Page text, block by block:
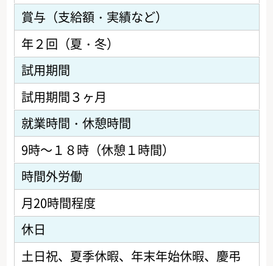
賞与（支給額・実績など）
年２回（夏・冬）
試用期間
試用期間３ヶ月
就業時間・休憩時間
9時～１８時（休憩１時間）
時間外労働
月20時間程度
休日
土日祝、夏季休暇、年末年始休暇、慶弔